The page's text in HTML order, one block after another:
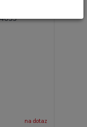
na dotaz